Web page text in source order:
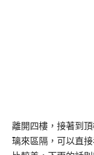
離開四樓，接著到
璃來區隔，可以直